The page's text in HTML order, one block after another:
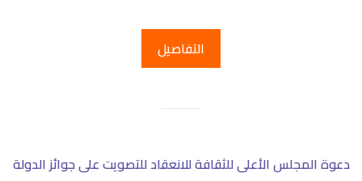
التفاصيل
دعوة المجلس الأعلى للثقافة للانعقاد للتصويت على جوائز الدولة